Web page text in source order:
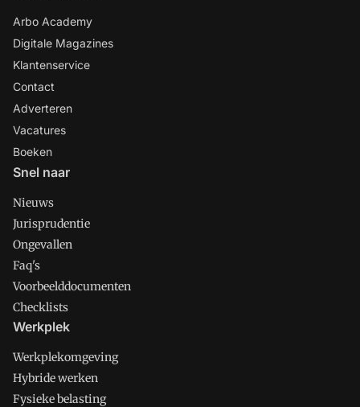
Arbo Academy
Digitale Magazines
Klantenservice
Contact
Adverteren
Vacatures
Boeken
Snel naar
Nieuws
Jurisprudentie
Ongevallen
Faq's
Voorbeelddocumenten
Checklists
Werkplek
Werkplekomgeving
Hybride werken
Fysieke belasting